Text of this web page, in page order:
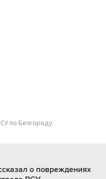
по Белгороду
о повреждениях